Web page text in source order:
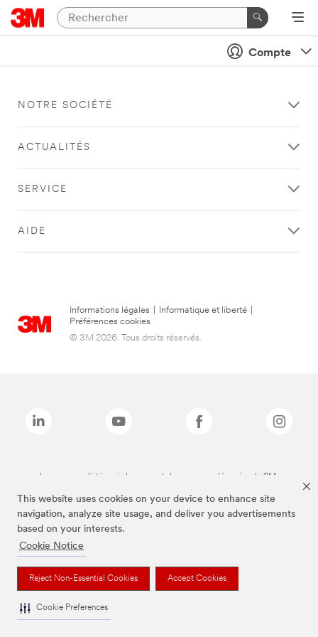
This website uses cookies on your device to enhance site
navigation, analyze site usage, and deliver you advertisements
based on your interests.
Cookie Notice
Reject Non-Essential Cookies Accept Cookies
Cookie Preferences
Compte
NOTRE SOCIÉTÉ
ACTUALITÉS
SERVICE
AIDE
Informations légales Informatique et liberté
Préférences cookies
© 3M 2026. Tous droits réservés.
Les marques listées ci-dessus sont des marques déposées de 3M.